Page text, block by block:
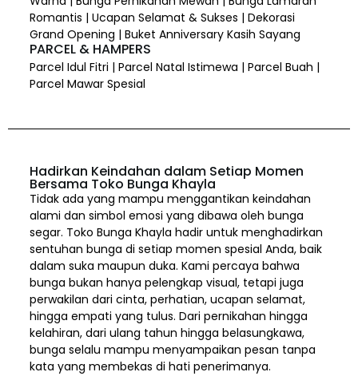
Romantis | Ucapan Selamat & Sukses | Dekorasi
Grand Opening | Buket Anniversary Kasih Sayang
PARCEL & HAMPERS
Parcel Idul Fitri | Parcel Natal Istimewa | Parcel Buah |
Parcel Mawar Spesial
Hadirkan Keindahan dalam Setiap Momen
Bersama Toko Bunga Khayla
Tidak ada yang mampu menggantikan keindahan
alami dan simbol emosi yang dibawa oleh bunga
segar. Toko Bunga Khayla hadir untuk menghadirkan
sentuhan bunga di setiap momen spesial Anda, baik
dalam suka maupun duka. Kami percaya bahwa
bunga bukan hanya pelengkap visual, tetapi juga
perwakilan dari cinta, perhatian, ucapan selamat,
hingga empati yang tulus. Dari pernikahan hingga
kelahiran, dari ulang tahun hingga belasungkawa,
bunga selalu mampu menyampaikan pesan tanpa
kata yang membekas di hati penerimanya.